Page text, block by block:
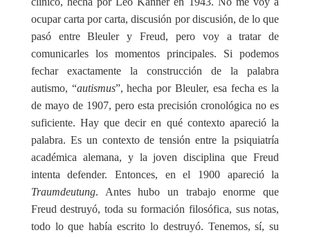
ocupar carta por carta, discusión por discusión, de lo que
pasó entre Bleuler y Freud, pero voy a tratar de
comunicarles los momentos principales. Si podemos
fechar exactamente la construcción de la palabra
autismo, “autismus”, hecha por Bleuler, esa fecha es la
de mayo de 1907, pero esta precisión cronológica no es
suficiente. Hay que decir en qué contexto apareció la
palabra. Es un contexto de tensión entre la psiquiatría
académica alemana, y la joven disciplina que Freud
intenta defender. Entonces, en el 1900 apareció la
Traumdeutung. Antes hubo un trabajo enorme que
Freud destruyó, toda su formación filosófica, sus notas,
todo lo que había escrito lo destruyó. Tenemos, sí, su